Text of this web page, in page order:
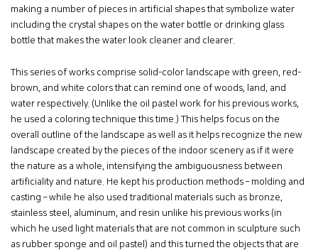
making a number of pieces in artificial shapes that symbolize water
including the crystal shapes on the water bottle or drinking glass
bottle that makes the water look cleaner and clearer.
This series of works comprise solid-color landscape with green, red-
brown, and white colors that can remind one of woods, land, and
water respectively. (Unlike the oil pastel work for his previous works,
he used a coloring technique this time.) This helps focus on the
overall outline of the landscape as well as it helps recognize the new
landscape created by the pieces of the indoor scenery as if it were
the nature as a whole, intensifying the ambiguousness between
artificiality and nature. He kept his production methods – molding and
casting – while he also used traditional materials such as bronze,
stainless steel, aluminum, and resin unlike his previous works (in
which he used light materials that are not common in sculpture such
as rubber sponge and oil pastel) and this turned the objects that are